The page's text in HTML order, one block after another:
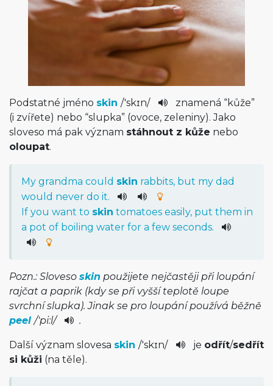
Podstatné jméno skin /'skɪn/
znamená “kůže”
(i zvířete) nebo “slupka” (ovoce, zeleniny). Jako
sloveso má pak význam stáhnout z kůže nebo
oloupat.
My grandma could skin rabbits, but my dad
would never do it.
If you want to skin tomatoes easily, put them in
a pot of boiling water for a few seconds.
Pozn.: Sloveso skin použijete nejčastěji při loupání
rajčat a paprik (kdy se při vyšší teplotě loupe
svrchní slupka). Jinak se pro loupání používá běžně
peel /'pi:l/ .
Další význam slovesa skin /'skɪn/ je odřít/sedřít
si kůži (na těle).